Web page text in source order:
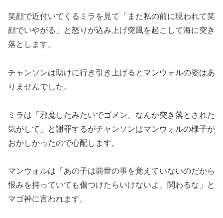
笑顔で近付いてくるミラを見て「また私の前に現われて笑
顔でいやがる」と怒りが込み上げ突風を起こして海に突き
落とします。
チャンソンは助けに行き引き上げるとマンウォルの姿はあ
りませんでした。
ミラは「邪魔したみたいでゴメン、なんか突き落とされた
気がして」と謝罪するがチャンソンはマンウォルの様子が
おかしかったので心配します。
マンウォルは「あの子は前世の事を覚えていないのだから
恨みを持っていても傷つけたらいけないよ、関わるな」と
マゴ神に言われます。